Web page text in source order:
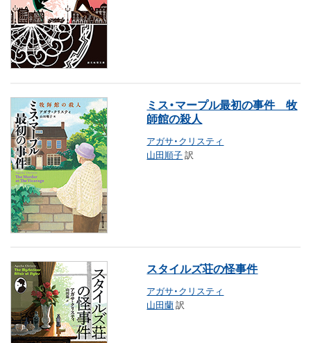
ミス・マープル最初の事件 牧
師館の殺人
アガサ・クリスティ
山田順子訳
スタイルズ荘の怪事件
アガサ・クリスティ
山田蘭訳